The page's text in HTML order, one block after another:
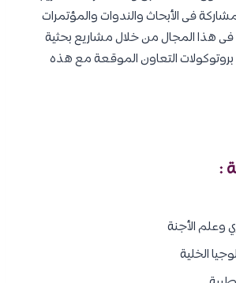
فى الأبحاث والندوات والمؤتمرات
فى هذا المجال من خلال مشاريع بحثية
التعاون الموقعة مع هذه
:
وعلم الأجنة
الخلية